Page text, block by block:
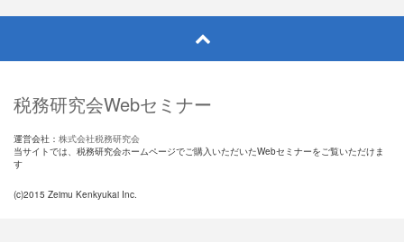
税務研究会Webセミナー
運営会社： 株式会社税務研究会
当サイトでは、税務研究会ホームページでご購入いただいたWebセミナーをご覧いただけま
す
(c)2015 Zeimu Kenkyukai Inc.